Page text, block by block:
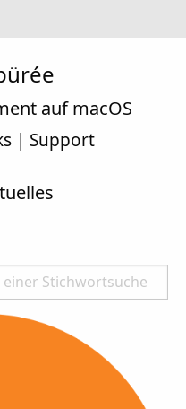
auf macOS
| Support